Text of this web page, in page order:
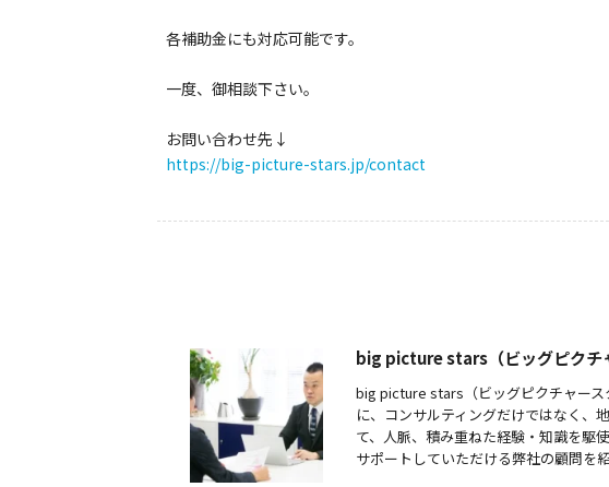
各補助金にも対応可能です。
一度、御相談下さい。
お問い合わせ先↓
https://big-picture-stars.jp/contact
big picture stars（ビッグピクチ
big picture stars（ビッグピクチャース
に、コンサルティングだけではなく、
て、人脈、積み重ねた経験・知識を駆
サポートしていただける弊社の顧問を